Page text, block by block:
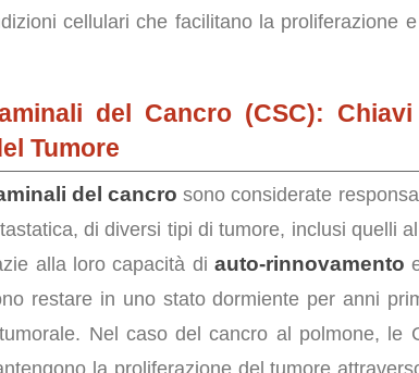
cellulari che facilitano la proliferazione
del Cancro (CSC):
Tumore
del cancro sono considerate
di diversi tipi di tumore, inclusi quelli
alla loro capacità diauto-rinnovamento
restare in uno stato dormiente per anni
Nel caso del cancro al polmone, le
la proliferazione del tumore